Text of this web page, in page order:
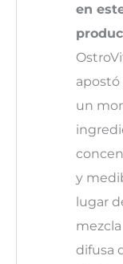
en
apostó
un
y
lugar
mezcla
difusa